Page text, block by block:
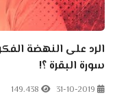
سورة البقرة ؟!
31-10-2019
149.438